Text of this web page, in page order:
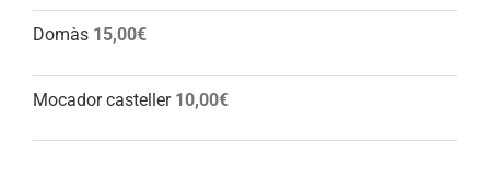
Domàs 15,00€
Mocador casteller 10,00€